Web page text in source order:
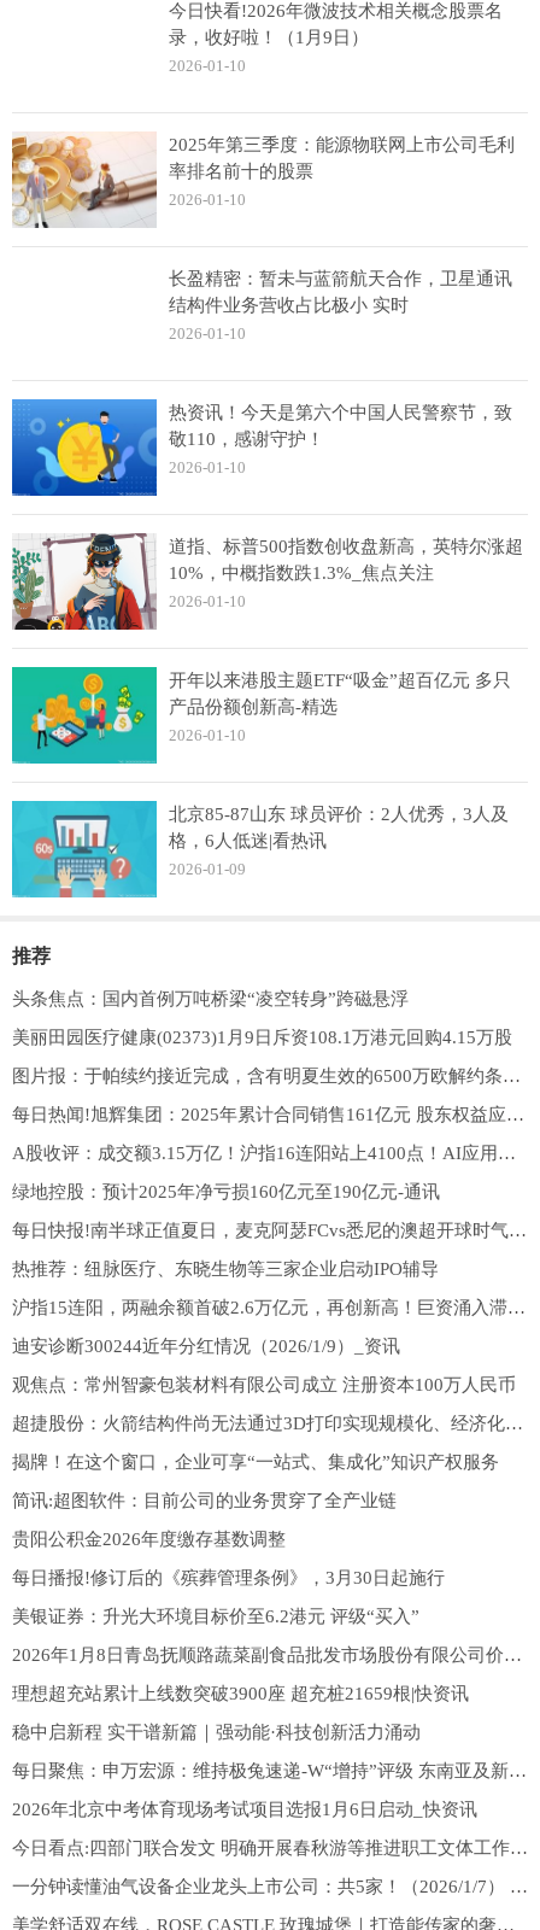
今日快看!2026年微波技术相关概念股票名
录，收好啦！（1月9日）
2026-01-10
2025年第三季度：能源物联网上市公司毛利
率排名前十的股票
2026-01-10
长盈精密：暂未与蓝箭航天合作，卫星通讯
结构件业务营收占比极小 实时
2026-01-10
热资讯！今天是第六个中国人民警察节，致
敬110，感谢守护！
2026-01-10
道指、标普500指数创收盘新高，英特尔涨超
10%，中概指数跌1.3%_焦点关注
2026-01-10
开年以来港股主题ETF“吸金”超百亿元 多只
产品份额创新高-精选
2026-01-10
北京85-87山东 球员评价：2人优秀，3人及
格，6人低迷|看热讯
2026-01-09
推荐
头条焦点：国内首例万吨桥梁“凌空转身”跨磁悬浮
美丽田园医疗健康(02373)1月9日斥资108.1万港元回购4.15万股
图片报：于帕续约接近完成，含有明夏生效的6500万欧解约条款 焦点播报
每日热闻!旭辉集团：2025年累计合同销售161亿元 股东权益应占合同销售82.9亿元
A股收评：成交额3.15万亿！沪指16连阳站上4100点！AI应用、商业航天板块走高 天天资讯
绿地控股：预计2025年净亏损160亿元至190亿元-通讯
每日快报!南半球正值夏日，麦克阿瑟FCvs悉尼的澳超开球时气温将超30°C
热推荐：纽脉医疗、东晓生物等三家企业启动IPO辅导
沪指15连阳，两融余额首破2.6万亿元，再创新高！巨资涌入滞涨券商，顶流券商ETF（512000）单日狂揽9.4亿元
迪安诊断300244近年分红情况（2026/1/9）_资讯
观焦点：常州智豪包装材料有限公司成立 注册资本100万人民币
超捷股份：火箭结构件尚无法通过3D打印实现规模化、经济化制造
揭牌！在这个窗口，企业可享“一站式、集成化”知识产权服务
简讯:超图软件：目前公司的业务贯穿了全产业链
贵阳公积金2026年度缴存基数调整
每日播报!修订后的《殡葬管理条例》，3月30日起施行
美银证券：升光大环境目标价至6.2港元 评级“买入”
2026年1月8日青岛抚顺路蔬菜副食品批发市场股份有限公司价格行情 观察
理想超充站累计上线数突破3900座 超充桩21659根|快资讯
稳中启新程 实干谱新篇｜强动能·科技创新活力涌动
每日聚焦：申万宏源：维持极兔速递-W“增持”评级 东南亚及新市场业务量高增
2026年北京中考体育现场考试项目选报1月6日启动_快资讯
今日看点:四部门联合发文 明确开展春秋游等推进职工文体工作举措
一分钟读懂油气设备企业龙头上市公司：共5家！（2026/1/7） 快播报
美学舒适双在线，ROSE CASTLE 玫瑰城堡｜打造能传家的奢侈品级婚鞋